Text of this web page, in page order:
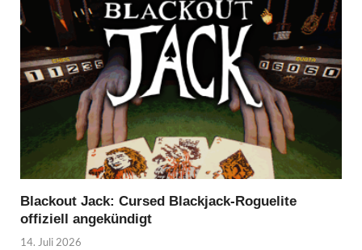
Blackout Jack: Cursed Blackjack-Roguelite
offiziell angekündigt
14. Juli 2026